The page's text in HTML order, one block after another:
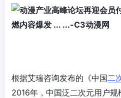
根据艾瑞咨询发布的《中国二
2016年，中国泛二次元用户